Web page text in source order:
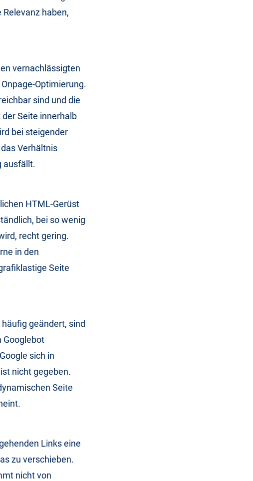
haben,
vernachlässigten
Optimierung.
sind und die
Seite innerhalb
bei steigender
Verhältnis
ausfällt.
HTML-Gerüst
bei so wenig
recht gering.
in den
Seite
geändert, sind
Googlebot
sich in
nicht gegeben.
Seite
Links eine
zu verschieben.
nicht von